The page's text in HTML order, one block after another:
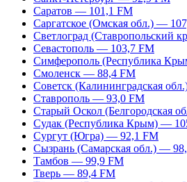
Саратов — 101,1 FM
Саргатское (Омская обл.) —
Светлоград (Ставропольский
Севастополь — 103,7 FM
Симферополь (Республика
Смоленск — 88,4 FM
Советск (Калининградская
Ставрополь — 93,0 FM
Старый Оскол (Белгородская
Судак (Республика Крым) —
Сургут (Югра) — 92,1 FM
Сызрань (Самарская обл.) —
Тамбов — 99,9 FM
Тверь — 89,4 FM